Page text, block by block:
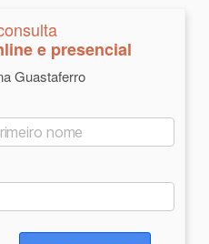
e presencial
Guastaferro